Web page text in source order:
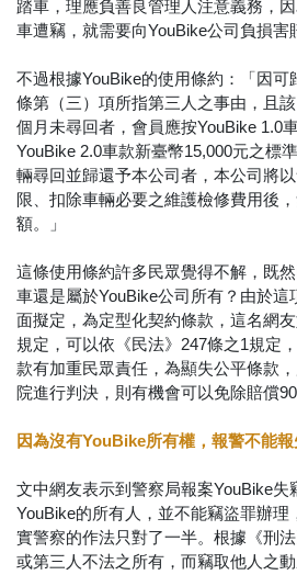
踏車，理應負善良管理人注意義務，
車遭竊，就需要向YouBike公司負損害
不過根據YouBike的使用條約：「因
條第（三）項所指第三人之事由，且
個月未尋回者，會員應按YouBike 1.0
YouBike 2.0車款新臺幣15,000元之標
輛尋回並歸還予本公司者，本公司將
限、扣除車輛必要之維護檢修費用後
額。」
這條使用條約許多民眾覺得不解，既
車還是屬於YouBike公司所有？由於這
面擬定，為定型化契約條款，這名網
規定，可以依《民法》247條之1規定
款有加重民眾責任，為顯失公平條款
院進行判決，則有機會可以免除賠償
因為沒有YouBike所有權，報警不能報
文中網友表示到警察局報案YouBike失
YouBike的所有人，並不能竊盜罪辦
實警察的作法只對了一半。根據《刑
或第三人不法之所有，而竊取他人之